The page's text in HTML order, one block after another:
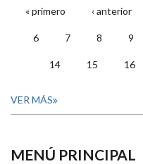
PÁGINAS
« primero ‹ anterior
6 7 8 9
14 15 16
VER MÁS
MENÚ PRINCIPAL